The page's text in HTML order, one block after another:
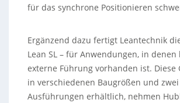
für das synchrone Positionieren
Ergänzend dazu fertigt Leantechnik
Lean SL – für Anwendungen, in
externe Führung vorhanden ist. Diese
in verschiedenen Baugrößen und zwei
Ausführungen erhältlich, nehmen